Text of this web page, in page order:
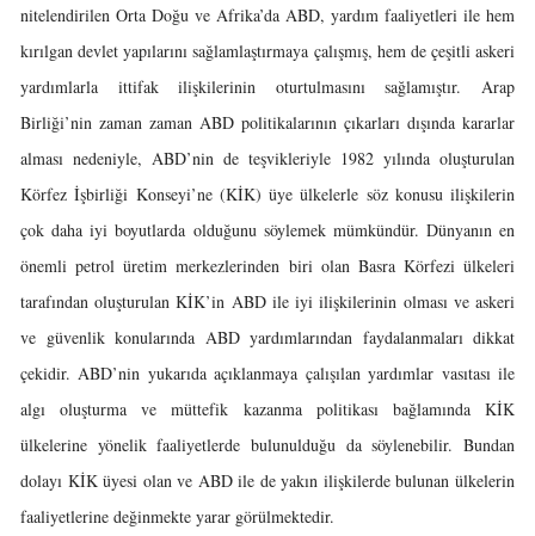
nitelendirilen Orta Doğu ve Afrika’da ABD, yardım faaliyetleri ile hem
kırılgan devlet yapılarını sağlamlaştırmaya çalışmış, hem de çeşitli askeri
yardımlarla ittifak ilişkilerinin oturtulmasını sağlamıştır. Arap
Birliği’nin zaman zaman ABD politikalarının çıkarları dışında kararlar
alması nedeniyle, ABD’nin de teşvikleriyle 1982 yılında oluşturulan
Körfez İşbirliği Konseyi’ne (KİK) üye ülkelerle söz konusu ilişkilerin
çok daha iyi boyutlarda olduğunu söylemek mümkündür. Dünyanın en
önemli petrol üretim merkezlerinden biri olan Basra Körfezi ülkeleri
tarafından oluşturulan KİK’in ABD ile iyi ilişkilerinin olması ve askeri
ve güvenlik konularında ABD yardımlarından faydalanmaları dikkat
çekidir. ABD’nin yukarıda açıklanmaya çalışılan yardımlar vasıtası ile
algı oluşturma ve müttefik kazanma politikası bağlamında KİK
ülkelerine yönelik faaliyetlerde bulunulduğu da söylenebilir. Bundan
dolayı KİK üyesi olan ve ABD ile de yakın ilişkilerde bulunan ülkelerin
faaliyetlerine değinmekte yarar görülmektedir.